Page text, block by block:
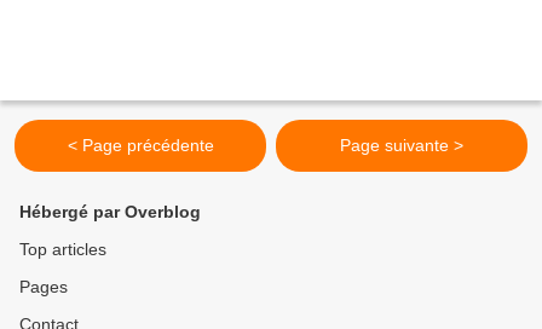
< Page précédente Page suivante >
Hébergé par Overblog
Top articles
Pages
Contact